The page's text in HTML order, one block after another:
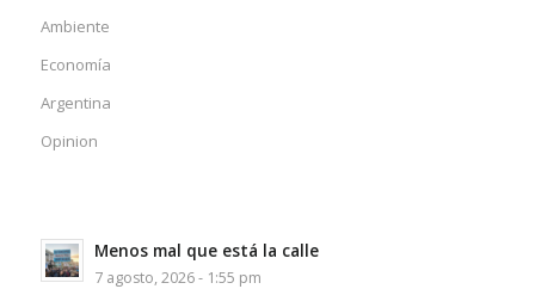
Ambiente
Economía
Argentina
Opinion
Menos mal que está la calle
7 agosto, 2026 - 1:55 pm